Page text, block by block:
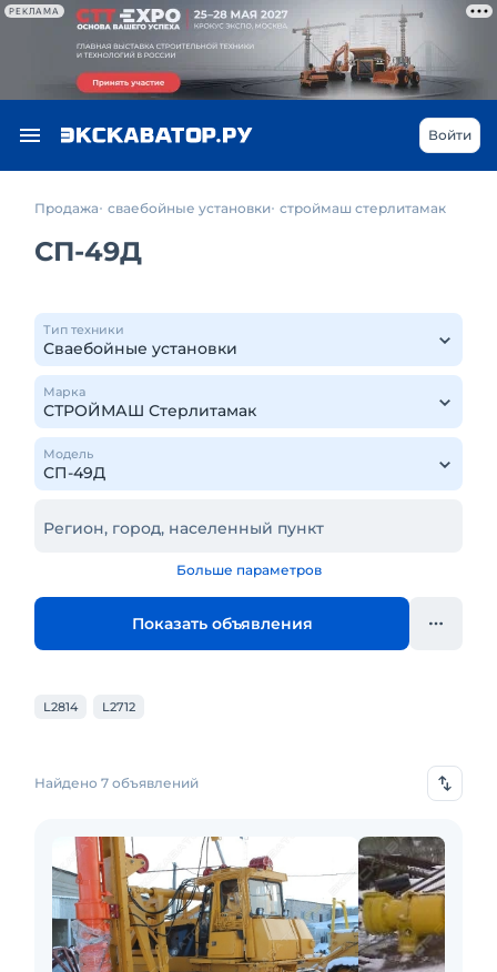
РЕКЛАМА
Войти
Продажа сваебойные установки строймаш стерлитамак
СП-49Д
Тип техники
Марка
Модель
Регион, город, населенный пункт
Больше параметров
Показать объявления
L2814 L2712
Найдено 7 объявлений